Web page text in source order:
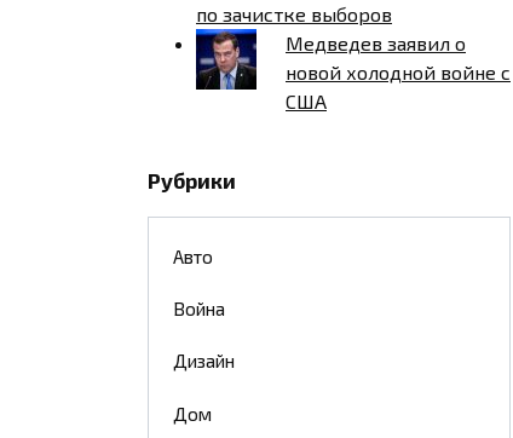
по зачистке выборов
Медведев заявил о
новой холодной войне с
США
Рубрики
Авто
Война
Дизайн
Дом